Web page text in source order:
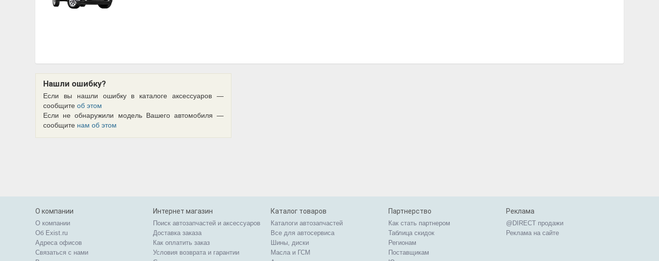
Нашли ошибку?
Если вы нашли ошибку в каталоге аксессуаров —
сообщите об этом
Если не обнаружили модель Вашего автомобиля —
сообщите нам об этом
О компании
О компании
Об Exist.ru
Адреса офисов
Связаться с нами
Интернет магазин
Поиск автозапчастей и аксессуаров
Доставка заказа
Как оплатить заказ
Условия возврата и гарантии
Каталог товаров
Каталоги автозапчастей
Все для автосервиса
Шины, диски
Масла и ГСМ
Партнерство
Как стать партнером
Таблица скидок
Регионам
Поставщикам
Реклама
@DIRECT продажи
Реклама на сайте